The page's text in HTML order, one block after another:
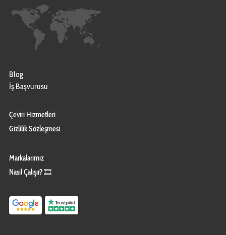
Blog
İş Başvurusu
Çeviri Hizmetleri
Gizlilik Sözleşmesi
Markalarımız
Nasıl Çalışır? 🎞️